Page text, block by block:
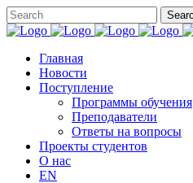
Главная
Новости
Поступление
Программы обучения
Преподаватели
Ответы на вопросы
Проекты студентов
О нас
EN